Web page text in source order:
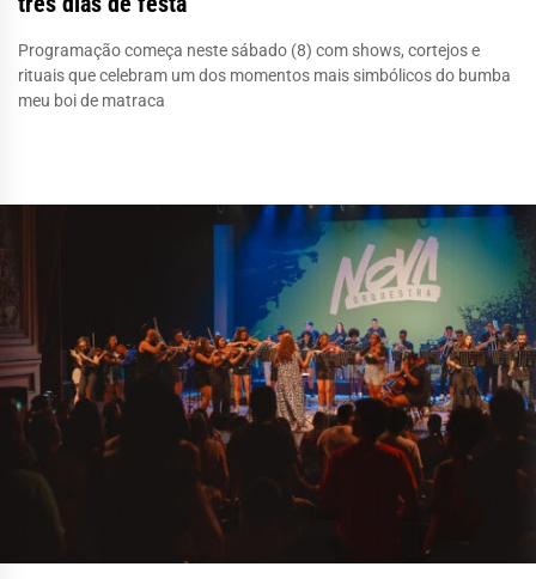
Programação começa neste sábado (8) com shows, cortejos e
rituais que celebram um dos momentos mais simbólicos do bumba
meu boi de matraca